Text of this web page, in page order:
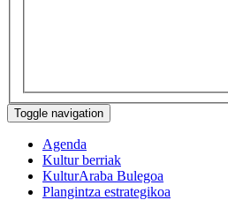
Toggle navigation
Agenda
Kultur berriak
KulturAraba Bulegoa
Plangintza estrategikoa